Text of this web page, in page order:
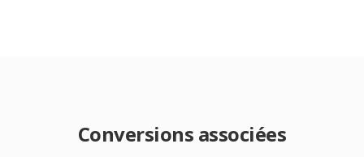
Conversions associées